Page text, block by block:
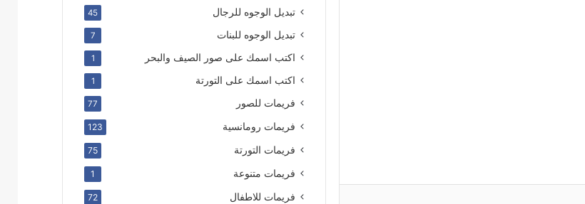
تبديل الوجوه للرجال 45
تبديل الوجوه للبنات 7
اكتب اسمك على صور الصيف والبحر 1
اكتب اسمك على التورتة 1
فريمات للصور 77
فريمات رومانسية 123
فريمات التورتة 75
فريمات متنوعة 1
فريمات للاطفال 72